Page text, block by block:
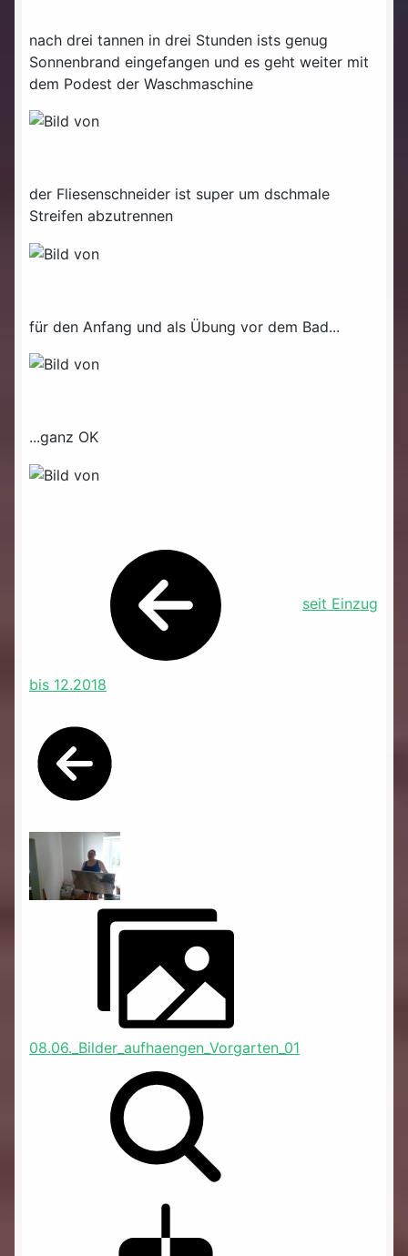
nach drei tannen in drei Stunden ists genug
Sonnenbrand eingefangen und es geht weiter mit
dem Podest der Waschmaschine
der Fliesenschneider ist super um dschmale
Streifen abzutrennen
für den Anfang und als Übung vor dem Bad...
...ganz OK
seit Einzug
bis 12.2018
08.06._Bilder_aufhaengen_Vorgarten_01